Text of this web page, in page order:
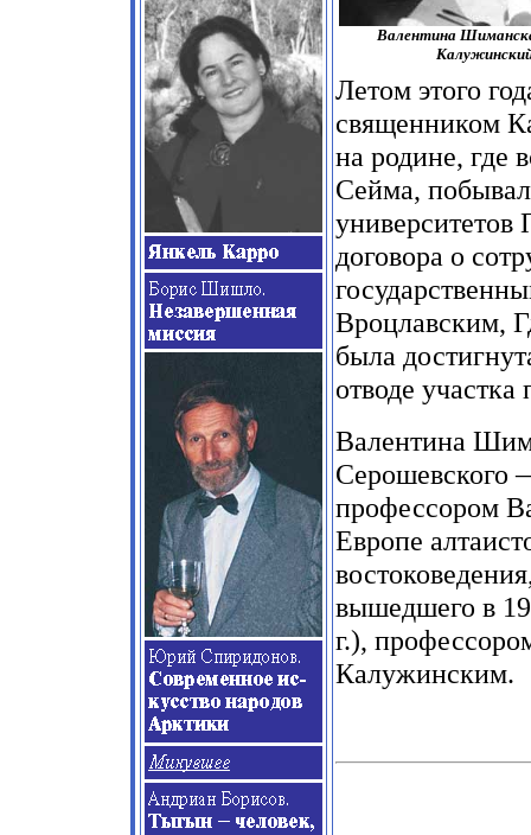
Валентина
Летом этого
священником
на родине, где
Сейма,
договора о
Вроцлавским,
была
отводе
Валентина
Серошевского
профессором
Европе
вышедшего в
г.),
Калужинским.